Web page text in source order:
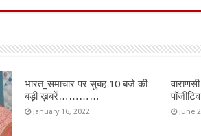
ar
भारत_समाचार पर सुबह 10 बजे की
बड़ी ख़बरें…………
January 16, 2022 June